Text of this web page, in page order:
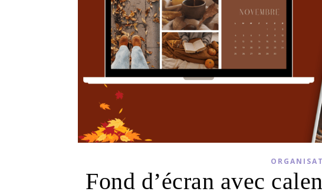
Fond d’écran avec